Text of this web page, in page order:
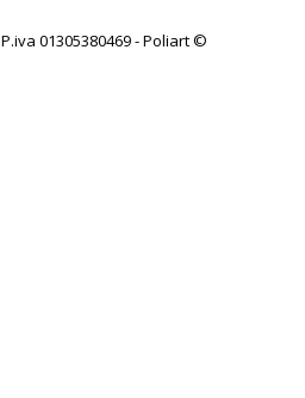
P.iva 01305380469 - Poliart ©